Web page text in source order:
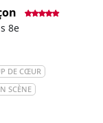
8e
DE CŒUR
SCÈNE